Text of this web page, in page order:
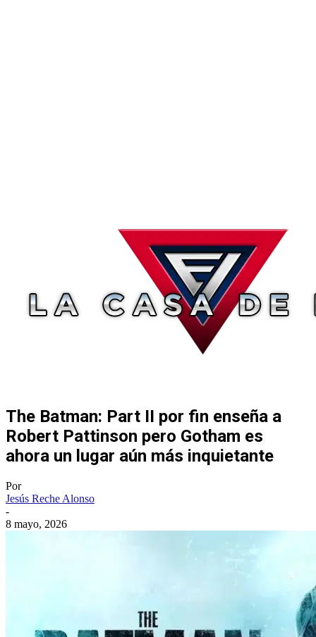
The Batman: Part II por fin enseña a
Robert Pattinson pero Gotham es
ahora un lugar aún más inquietante
Por
Jesús Reche Alonso
-
8 mayo, 2026